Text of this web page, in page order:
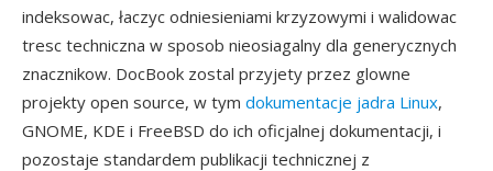
indeksowac, łaczyc odniesieniami krzyzowymi i walidowac
tresc techniczna w sposob nieosiagalny dla generycznych
znacznikow. DocBook zostal przyjety przez glowne
projekty open source, w tym dokumentacje jadra Linux,
GNOME, KDE i FreeBSD do ich oficjalnej dokumentacji, i
pozostaje standardem publikacji technicznej z